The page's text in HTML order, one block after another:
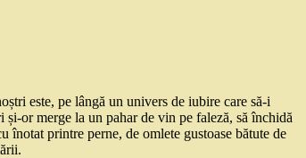
este, pe lângă un univers de iubire care să-i
or merge la un pahar de vin pe faleză, să închidă
printre perne, de omlete gustoase bătute de